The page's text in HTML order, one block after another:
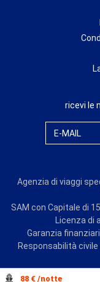
88 € /notte
ricevi le
E-MAIL
Agenzia di viaggi
SAM con Capitale di
Licenza di
Garanzia
Responsabilità civile
©